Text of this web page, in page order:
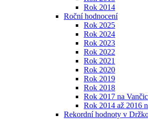
Rok 2014
Roční hodnocení
Rok 2025
Rok 2024
Rok 2023
Rok 2022
Rok 2021
Rok 2020
Rok 2019
Rok 2018
Rok 2017 na
Rok 2014 až 2016
Rekordní hodnoty v